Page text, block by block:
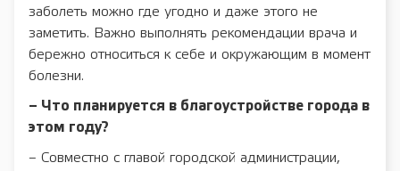
заболеть можно где угодно и даже этого не
заметить. Важно выполнять рекомендации врача и
бережно относиться к себе и окружающим в момент
болезни.
– Что планируется в благоустройстве города в
этом году?
– Совместно с главой городской администрации,